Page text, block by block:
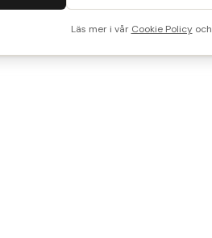
Läs mer i vår Cookie Policyoch